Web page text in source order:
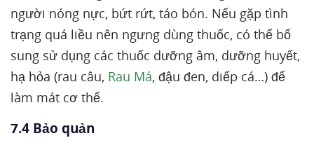
người nóng nực, bứt rứt, táo bón. Nếu gặp tình
trạng quá liều nên ngưng dùng thuốc, có thể bổ
sung sử dụng các thuốc dưỡng âm, dưỡng huyết,
hạ hỏa (rau câu, Rau Má, đậu đen, diếp cá…) để
làm mát cơ thể.
7.4 Bảo quản